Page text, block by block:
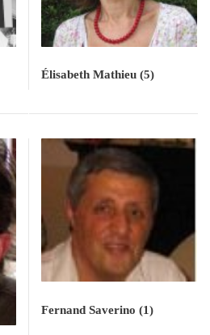
Élisabeth Mathieu (5)
Fernand Saverino (1)